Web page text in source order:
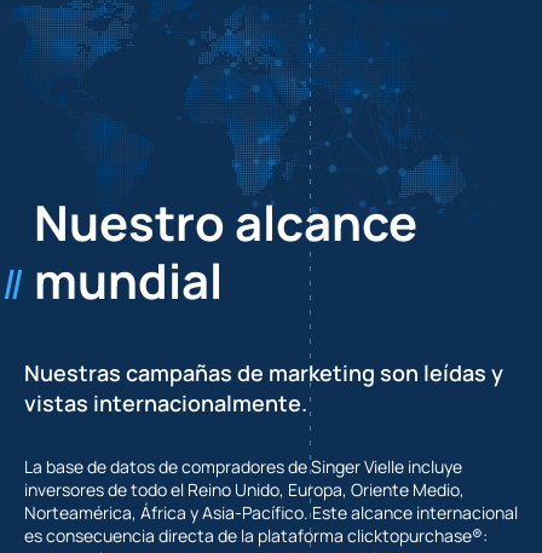
Nuestro alcance
mundial
Nuestras campañas de marketing son leídas y
vistas internacionalmente.
La base de datos de compradores de Singer Vielle incluye
inversores de todo el Reino Unido, Europa, Oriente Medio,
Norteamérica, África y Asia-Pacífico. Este alcance internacional
es consecuencia directa de la plataforma clicktopurchase®: